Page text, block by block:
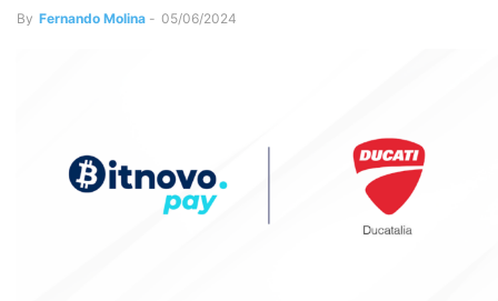
By Fernando Molina - 05/06/2024